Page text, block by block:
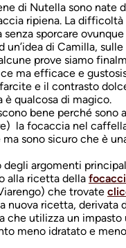
di Nutella sono nate
ripiena. La
senza sporcare
un’idea di Camilla,
prove siamo
ma efficace e
e il contrasto
qualcosa di magico.
bene perché sono
la focaccia nel
sono sicuro che è
degli argomenti
alla ricetta della
che trovate
nuova ricetta, derivata
che utilizza un
meno idratato e